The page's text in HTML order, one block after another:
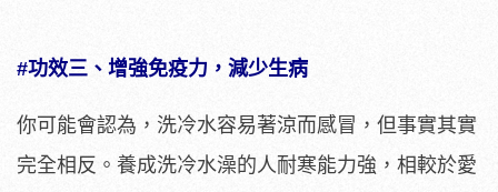
#功效三、增強免疫力，減少生病
你可能會認為，洗冷水容易著涼而感冒，但事實其實
完全相反。養成洗冷水澡的人耐寒能力強，相較於愛